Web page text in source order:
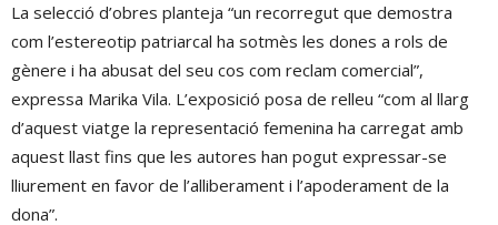
La selecció d’obres planteja “un recorregut que demostra
com l’estereotip patriarcal ha sotmès les dones a rols de
gènere i ha abusat del seu cos com reclam comercial”,
expressa Marika Vila. L’exposició posa de relleu “com al llarg
d’aquest viatge la representació femenina ha carregat amb
aquest llast fins que les autores han pogut expressar-se
lliurement en favor de l’alliberament i l’apoderament de la
dona”.